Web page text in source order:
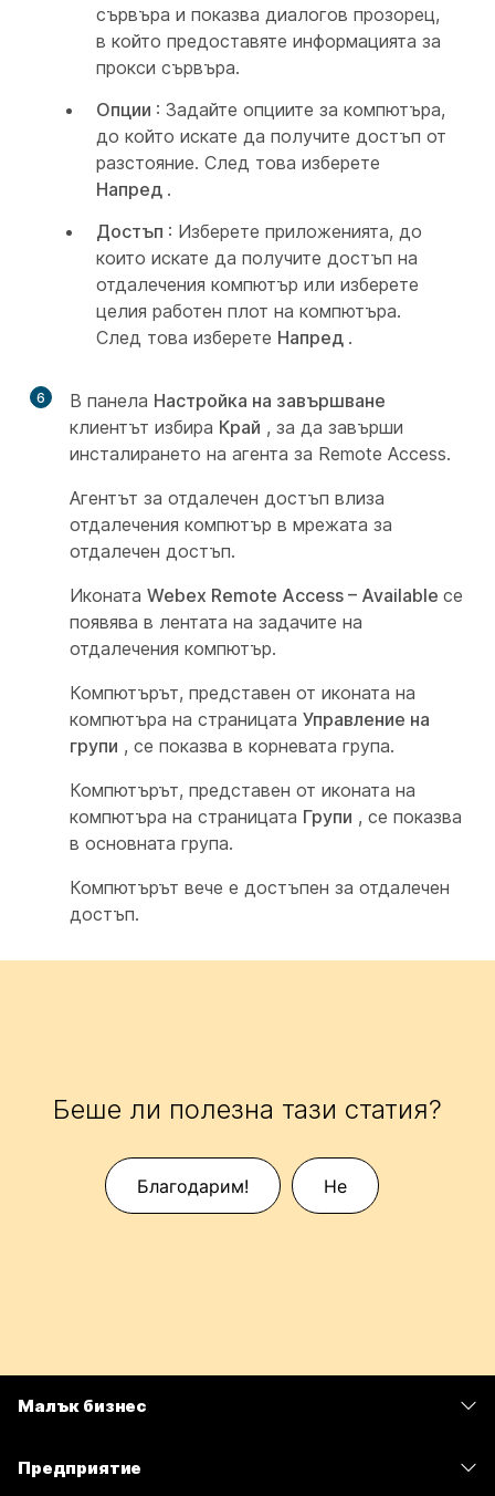
сървъра и показва диалогов прозорец,
в който предоставяте информацията за
прокси сървъра.
Опции : Задайте опциите за компютъра,
до който искате да получите достъп от
разстояние. След това изберете
Напред .
Достъп : Изберете приложенията, до
които искате да получите достъп на
отдалечения компютър или изберете
целия работен плот на компютъра.
След това изберете Напред .
6 В панела Настройка на завършване
клиентът избира Край , за да завърши
инсталирането на агента за Remote Access.
Агентът за отдалечен достъп влиза
отдалечения компютър в мрежата за
отдалечен достъп.
Иконата Webex Remote Access – Available се
появява в лентата на задачите на
отдалечения компютър.
Компютърът, представен от иконата на
компютъра на страницата Управление на
групи , се показва в корневата група.
Компютърът, представен от иконата на
компютъра на страницата Групи , се показва
в основната група.
Компютърът вече е достъпен за отдалечен
достъп.
Беше ли полезна тази статия?
Благодарим! Не
Малък бизнес
Предприятие